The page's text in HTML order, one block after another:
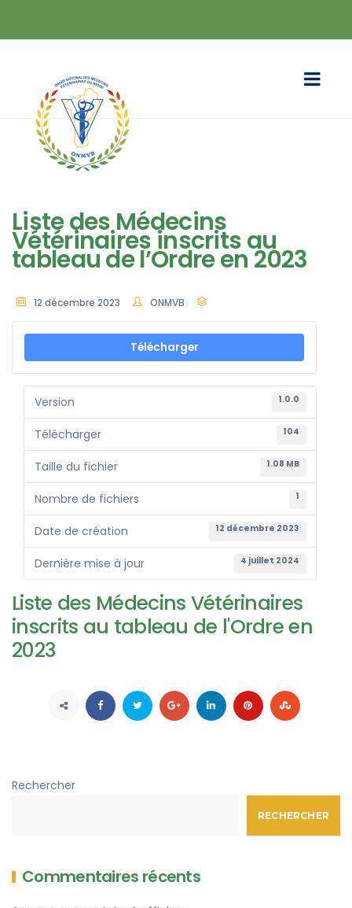
Liste des Médecins
Vétérinaires inscrits au
tableau de l’Ordre en 2023
12 décembre 2023 ONMVB
Télécharger
Version 1.0.0
Télécharger 104
Taille du fichier 1.08 MB
Nombre de fichiers 1
Date de création 12 décembre 2023
Dernière mise à jour 4 juillet 2024
Liste des Médecins Vétérinaires
inscrits au tableau de l'Ordre en
2023
Rechercher
RECHERCHER
Commentaires récents